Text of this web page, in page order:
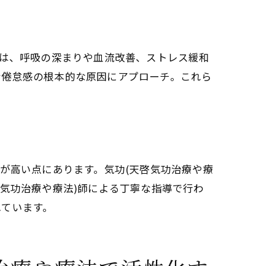
療法)の具体的方法
の流れと効果
ニーの覚醒反応
、呼吸の深まりや血流改善、ストレス緩和
怠感の根本的な原因にアプローチ。これら
高い点にあります。気功(天啓気功治療や療
功治療や療法)師による丁寧な指導で行わ
います。